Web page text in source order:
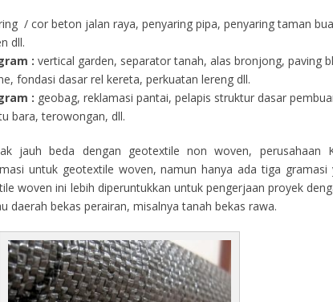
/ cor beton jalan raya, penyaring pipa, penyaring taman
dll.
: vertical garden, separator tanah, alas bronjong, paving
fondasi dasar rel kereta, perkuatan lereng dll.
: geobag, reklamasi pantai, pelapis struktur dasar
bara, terowongan, dll.
jauh beda dengan geotextile non woven, perusahaan
untuk geotextile woven, namun hanya ada tiga gramasi
woven ini lebih diperuntukkan untuk pengerjaan proyek
daerah bekas perairan, misalnya tanah bekas rawa.